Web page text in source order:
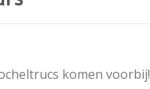
komen voorbij!